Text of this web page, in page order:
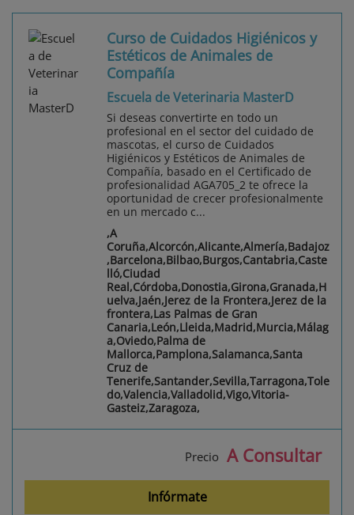
Curso de Cuidados Higiénicos y
Estéticos de Animales de
Compañía
Escuela de Veterinaria MasterD
Si deseas convertirte en todo un
profesional en el sector del cuidado de
mascotas, el curso de Cuidados
Higiénicos y Estéticos de Animales de
Compañía, basado en el Certificado de
profesionalidad AGA705_2 te ofrece la
oportunidad de crecer profesionalmente
en un mercado c...
,A
Coruña,Alcorcón,Alicante,Almería,Badajoz
,Barcelona,Bilbao,Burgos,Cantabria,Caste
lló,Ciudad
Real,Córdoba,Donostia,Girona,Granada,H
uelva,Jaén,Jerez de la Frontera,Jerez de la
frontera,Las Palmas de Gran
Canaria,León,Lleida,Madrid,Murcia,Málag
a,Oviedo,Palma de
Mallorca,Pamplona,Salamanca,Santa
Cruz de
Tenerife,Santander,Sevilla,Tarragona,Tole
do,Valencia,Valladolid,Vigo,Vitoria-
Gasteiz,Zaragoza,
Precio A Consultar
Infórmate